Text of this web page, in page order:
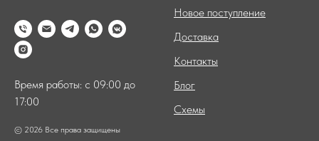
Время работы: с 09:00 до
17:00
© 2026 Все права защищены
Новое поступление
Доставка
Контакты
Блог
Схемы